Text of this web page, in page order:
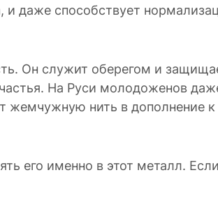
и даже способствует
Он служит оберегом и
На Руси молодоженов
жемчужную нить в дополнение
его именно в этот металл.